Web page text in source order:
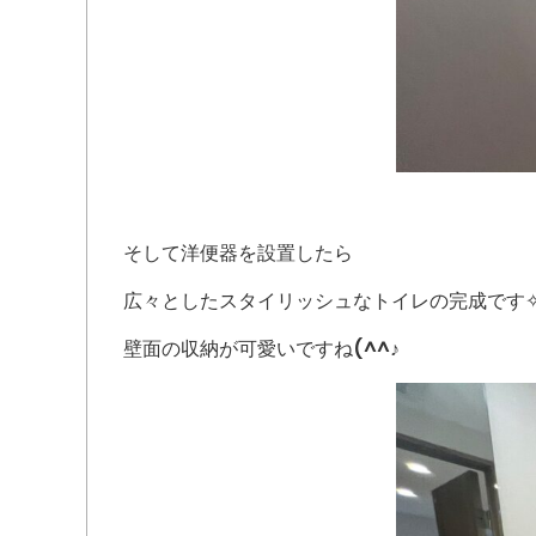
そして洋便器を設置したら
広々としたスタイリッシュなトイレの完成です
壁面の収納が可愛いですね(^^♪